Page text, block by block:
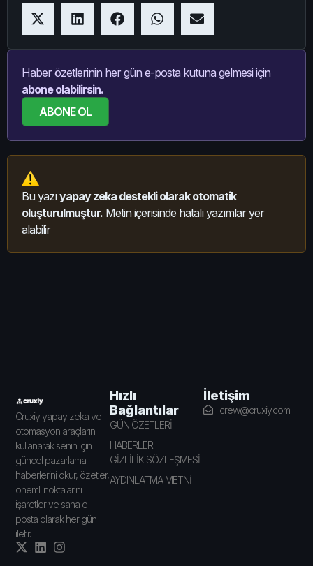
Haber özetlerinin her gün e-posta kutuna gelmesi için
abone olabilirsin.
ABONE OL
Bu yazıyapay zeka destekli olarak otomatik
oluşturulmuştur. Metin içerisinde hatalı yazımlar yer
alabilir
Cruxiy yapay zeka ve
otomasyon araçlarını
kullanarak senin için
güncel pazarlama
haberlerini okur, özetler,
önemli noktalarını
işaretler ve sana e-
posta olarak her gün
iletir.
Hızlı
Bağlantılar
GÜN ÖZETLERİ
HABERLER
GİZLİLİK SÖZLEŞMESİ
AYDINLATMA METNİ
İletişim
crew@cruxiy.com